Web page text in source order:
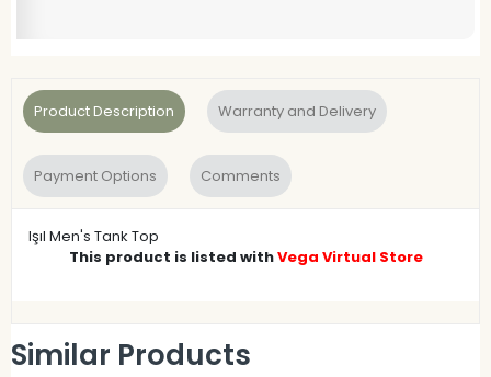
Product Description Warranty and Delivery
Payment Options Comments
Işıl Men's Tank Top
This product is listed withVega Virtual Store
Similar Products